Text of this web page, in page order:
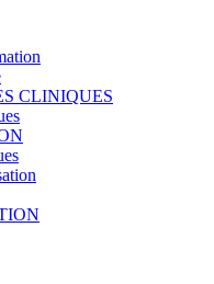
CLINIQUES